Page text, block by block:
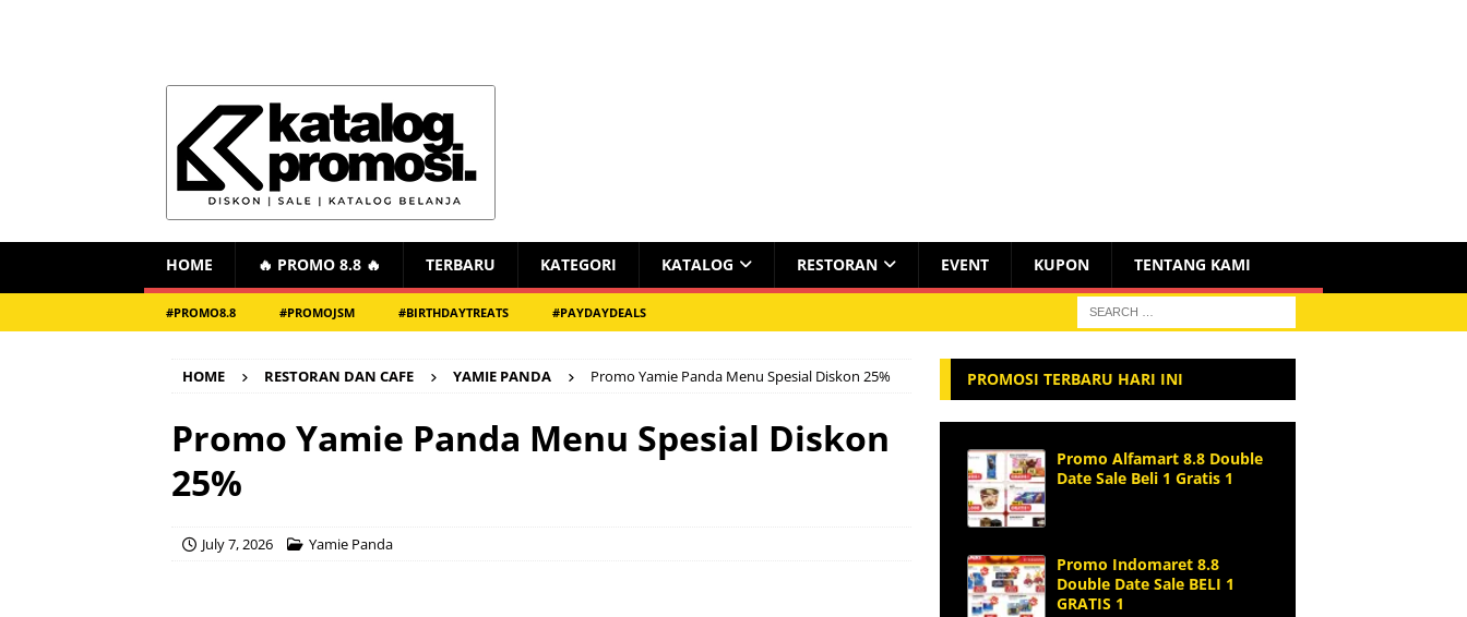
HOME 🔥 PROMO 8.8 🔥 TERBARU KATEGORI KATALOG RESTORAN EVENT KUPON TENTANG KAMI
#PROMO8.8 #PROMOJSM #BIRTHDAYTREATS #PAYDAYDEALS
HOME RESTORAN DAN CAFE YAMIE PANDA Promo Yamie Panda Menu Spesial Diskon 25%
Promo Yamie Panda Menu Spesial Diskon
25%
July 7, 2026 Yamie Panda
PROMOSI TERBARU HARI INI
Promo Alfamart 8.8 Double
Date Sale Beli 1 Gratis 1
Promo Indomaret 8.8
Double Date Sale BELI 1
GRATIS 1